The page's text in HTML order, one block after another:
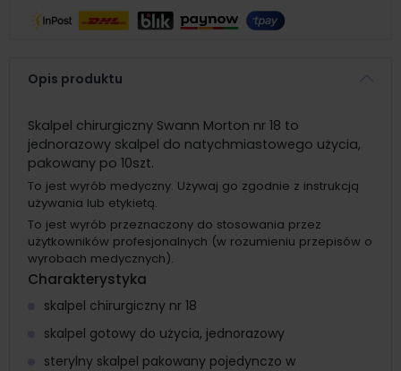
Opis produktu
Skalpel chirurgiczny Swann Morton nr 18 to
jednorazowy skalpel do natychmiastowego użycia,
pakowany po 10szt.
To jest wyrób medyczny. Używaj go zgodnie z instrukcją
używania lub etykietą.
To jest wyrób przeznaczony do stosowania przez
użytkowników profesjonalnych (w rozumieniu przepisów o
wyrobach medycznych).
Charakterystyka
skalpel chirurgiczny nr 18
skalpel gotowy do użycia, jednorazowy
sterylny skalpel pakowany pojedynczo w